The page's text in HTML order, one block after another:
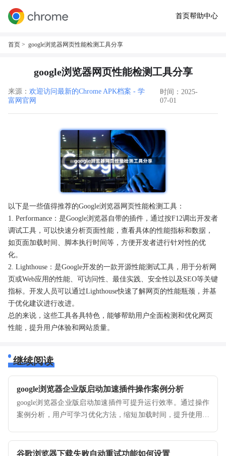
首页帮助中心
首页 > google浏览器网页性能检测工具分享
google浏览器网页性能检测工具分享
来源： 欢迎访问最新的Chrome APK档案 - 学
富网官网
时间：2025-
07-01
以下是一些值得推荐的Google浏览器网页性能检测工具：
1. Performance：是Google浏览器自带的插件，通过按F12调出开发者
调试工具，可以快速分析页面性能，查看具体的性能指标和数据，
如页面加载时间、脚本执行时间等，方便开发者进行针对性的优
化。
2. Lighthouse：是Google开发的一款开源性能测试工具，用于分析网
页或Web应用的性能、可访问性、最佳实践、安全性以及SEO等关键
指标。开发人员可以通过Lighthouse快速了解网页的性能瓶颈，并基
于优化建议进行改进。
总的来说，这些工具各具特色，能够帮助用户全面检测和优化网页
性能，提升用户体验和网站质量。
继续阅读
google浏览器企业版启动加速插件操作案例分析
google浏览器企业版启动加速插件可提升运行效率。通过操作
案例分析，用户可学习优化方法，缩短加载时间，提升使用体
谷歌浏览器下载失败自动重试功能如何设置